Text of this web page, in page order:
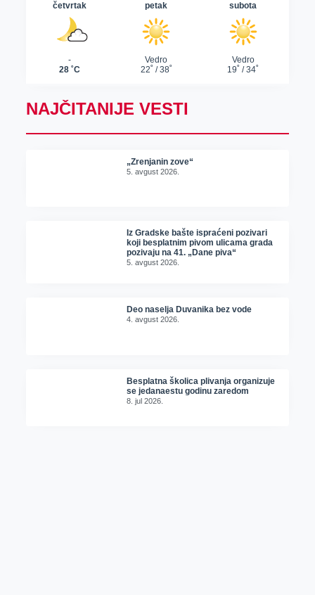
NAJČITANIJE VESTI
„Zrenjanin zove“
5. avgust 2026.
Iz Gradske bašte ispraćeni pozivari
koji besplatnim pivom ulicama grada
pozivaju na 41. „Dane piva“
5. avgust 2026.
Deo naselja Duvanika bez vode
4. avgust 2026.
Besplatna školica plivanja organizuje
se jedanaestu godinu zaredom
8. jul 2026.